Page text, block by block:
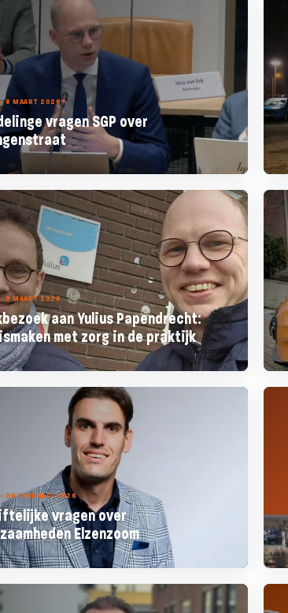
- 6 MAART 2026
vragen SGP over
- 3 MAART 2026
aan Yulius Papendrecht:
met zorg in de praktijk
- 26 FEBRUARI 2026
vragen over
Elzenzoom